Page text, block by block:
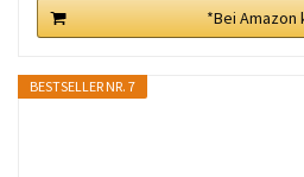
*Bei Amazon
BESTSELLER NR. 7